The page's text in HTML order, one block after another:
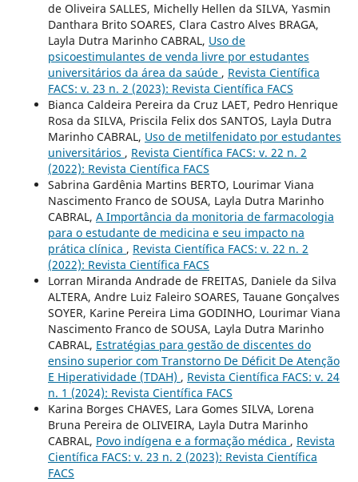
de Oliveira SALLES, Michelly Hellen da SILVA, Yasmin
Danthara Brito SOARES, Clara Castro Alves BRAGA,
Layla Dutra Marinho CABRAL, Uso de
psicoestimulantes de venda livre por estudantes
universitários da área da saúde , Revista Científica
FACS: v. 23 n. 2 (2023): Revista Científica FACS
Bianca Caldeira Pereira da Cruz LAET, Pedro Henrique
Rosa da SILVA, Priscila Felix dos SANTOS, Layla Dutra
Marinho CABRAL, Uso de metilfenidato por estudantes
universitários , Revista Científica FACS: v. 22 n. 2
(2022): Revista Científica FACS
Sabrina Gardênia Martins BERTO, Lourimar Viana
Nascimento Franco de SOUSA, Layla Dutra Marinho
CABRAL, A Importância da monitoria de farmacologia
para o estudante de medicina e seu impacto na
prática clínica , Revista Científica FACS: v. 22 n. 2
(2022): Revista Científica FACS
Lorran Miranda Andrade de FREITAS, Daniele da Silva
ALTERA, Andre Luiz Faleiro SOARES, Tauane Gonçalves
SOYER, Karine Pereira Lima GODINHO, Lourimar Viana
Nascimento Franco de SOUSA, Layla Dutra Marinho
CABRAL, Estratégias para gestão de discentes do
ensino superior com Transtorno De Déficit De Atenção
E Hiperatividade (TDAH) , Revista Científica FACS: v. 24
n. 1 (2024): Revista Científica FACS
Karina Borges CHAVES, Lara Gomes SILVA, Lorena
Bruna Pereira de OLIVEIRA, Layla Dutra Marinho
CABRAL, Povo indígena e a formação médica , Revista
Científica FACS: v. 23 n. 2 (2023): Revista Científica
FACS